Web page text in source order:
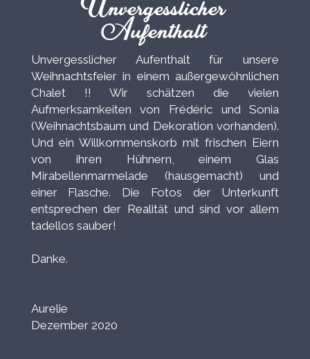
Aufenthalt
Unvergesslicher Aufenthalt für unsere
Weihnachtsfeier in einem außergewöhnlichen
Chalet !! Wir schätzen die vielen
Aufmerksamkeiten von Frédéric und Sonia
(Weihnachtsbaum und Dekoration vorhanden).
Und ein Willkommenskorb mit frischen Eiern
von ihren Hühnern, einem Glas
Mirabellenmarmelade (hausgemacht) und
einer Flasche. Die Fotos der Unterkunft
entsprechen der Realität und sind vor allem
tadellos sauber!
Danke.
Aurelie
Dezember 2020